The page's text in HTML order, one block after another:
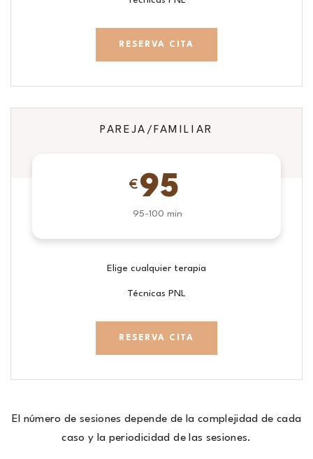
RESERVA CITA
PAREJA/FAMILIAR
€ 95
95-100 min
Elige cualquier terapia
Técnicas PNL
RESERVA CITA
El número de sesiones depende de la complejidad de cada
caso y la periodicidad de las sesiones.